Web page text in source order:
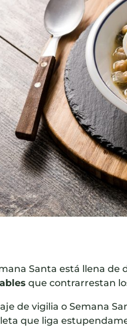
Santa está llena de
que contrarrestan
de vigilia o Semana
que liga